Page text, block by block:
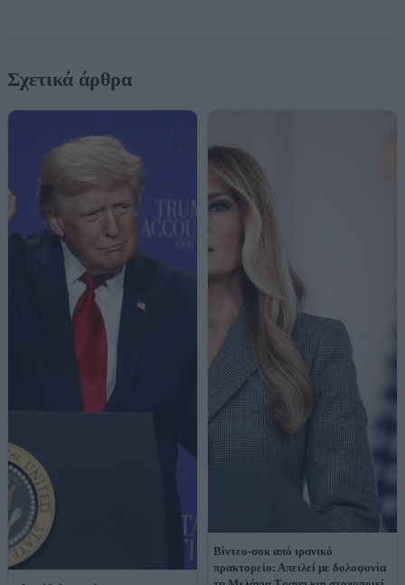
Σχετικά άρθρα
Βίντεο-σοκ από ιρανικό
πρακτορείο: Απειλεί με δολοφονία